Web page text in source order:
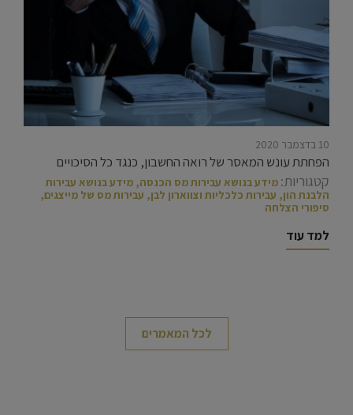
10 בדצמבר 2020
הפחתת עונש המאסר של רואה החשבון, כנגד כל הסיכויים
קטגוריות: מידע בנושא עבירות מס הכנסה, מידע בנושא עבירות
הלבנת הון, עבירות כלכליות וצווארון לבן, עבירות מס של מייצגים,
סיפורי הצלחה
למד עוד
לכל המאמרים